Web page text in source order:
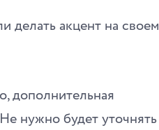
делать акцент на своем
дополнительная
нужно будет уточнять